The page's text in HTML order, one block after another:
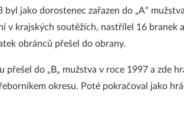
jako dorostenec zařazen do „A“
v krajských soutěžích, nastřílel 16 branek
obránců přešel do obrany.
přešel do „B„ mužstva v roce 1997 a zde
okresu. Poté pokračoval jako